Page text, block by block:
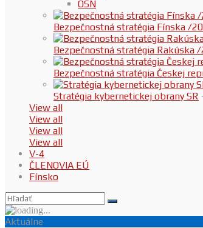
OSN
Bezpečnostná stratégia Fínska /
Bezpečnostná stratégia Rakúska
Bezpečnostná stratégia Českej
Stratégia kybernetickej obrany SR
View all
View all
View all
View all
V-4
ČLENOVIA EÚ
Fínsko
Aktuálne